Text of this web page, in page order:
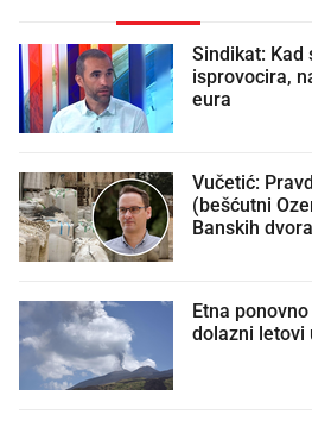
Sindikat: Kad
isprovocira,
eura
Vučetić:
(bešćutni
Banskih dvora
Etna
dolazni letovi